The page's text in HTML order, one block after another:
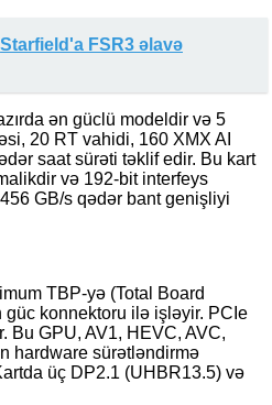
Starfield'a FSR3 əlavə
ən güclü modeldir və 5
20 RT vahidi, 160 XMX AI
saat sürəti təklif edir. Bu kart
və 192-bit interfeys
GB/s qədər bant genişliyi
TBP-yə (Total Board
konnektoru ilə işləyir. PCIe
Bu GPU, AV1, HEVC, AVC,
hardware sürətləndirmə
üç DP2.1 (UHBR13.5) və